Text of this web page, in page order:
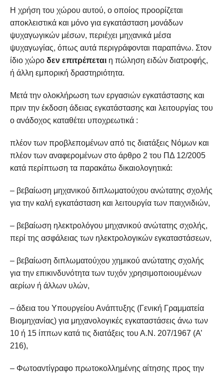
Η χρήση του χώρου αυτού, ο οποίος προορίζεται
αποκλειστικά και μόνο για εγκατάσταση μονάδων
ψυχαγωγικών μέσων, περιέχει μηχανικά μέσα
ψυχαγωγίας, όπως αυτά περιγράφονται παραπάνω. Στον
ίδιο χώρο δεν επιτρέπεταιη πώληση ειδών διατροφής,
ή άλλη εμπορική δραστηριότητα.
Μετά την ολοκλήρωση των εργασιών εγκατάστασης και
πριν την έκδοση άδειας εγκατάστασης και λειτουργίας του
ο ανάδοχος καταθέτει υποχρεωτικά :
πλέον των προβλεπομένων από τις διατάξεις Νόμων και
πλέον των αναφερομένων στο άρθρο 2 του ΠΔ 12/2005
κατά περίπτωση τα παρακάτω δικαιολογητικά:
– βεβαίωση μηχανικού διπλωματούχου ανώτατης σχολής
για την καλή εγκατάσταση και λειτουργία των παιχνιδιών,
– βεβαίωση ηλεκτρολόγου μηχανικού ανώτατης σχολής,
περί της ασφάλειας των ηλεκτρολογικών εγκαταστάσεων,
– βεβαίωση διπλωματούχου χημικού ανώτατης σχολής
για την επικινδυνότητα των τυχόν χρησιμοποιουμένων
αερίων ή άλλων υλών,
– άδεια του Υπουργείου Ανάπτυξης (Γενική Γραμματεία
Βιομηχανίας) για μηχανολογικές εγκαταστάσεις άνω των
10 ή 15 ίππων κατά τις διατάξεις του Α.Ν. 207/1967 (Α’
216),
– Φωτοαντίγραφο πρωτοκολλημένης αίτησης προς την